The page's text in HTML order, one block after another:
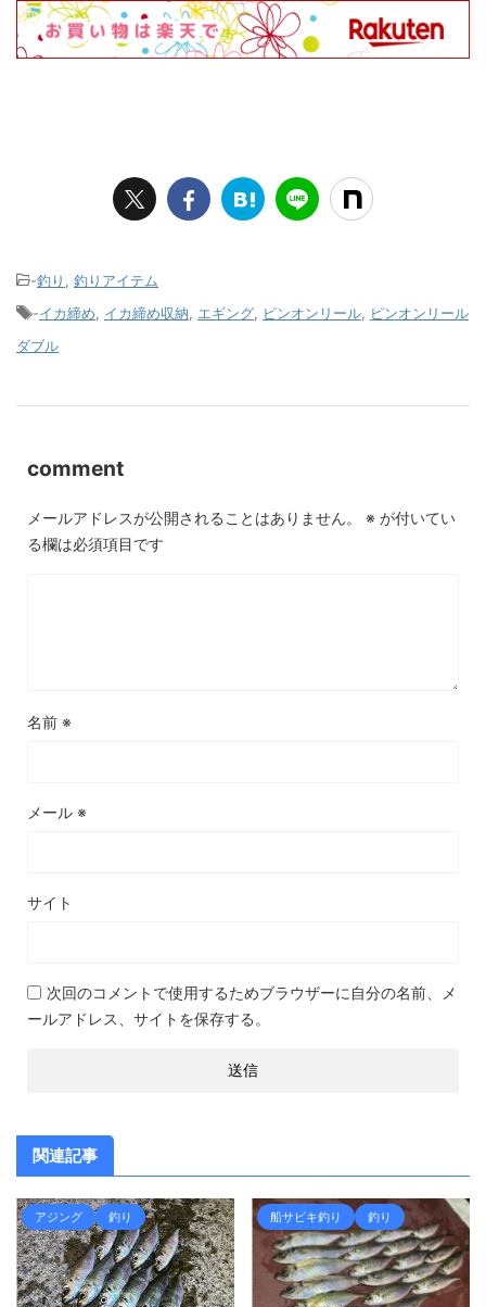
-釣り
釣りアイテム
-イカ締め イカ締め収納 エギング ピンオンリール
ピンオンリール
ダブル
comment
メールアドレスが公開されることはありません。 ※ が付いてい
る欄は必須項目です
名前 ※
メール ※
サイト
次回のコメントで使用するためブラウザーに自分の名前、メ
ールアドレス、サイトを保存する。
関連記事
アジング 釣り 船サビキ釣り 釣り